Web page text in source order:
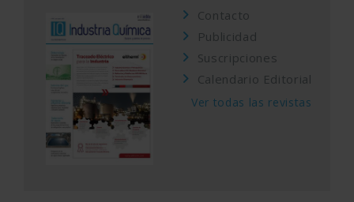
Contacto
Publicidad
Suscripciones
Calendario Editorial
Ver todas las revistas